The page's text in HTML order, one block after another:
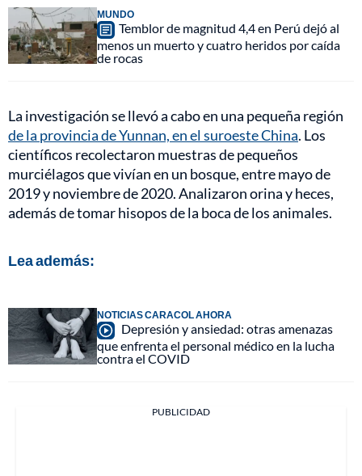
MUNDO
Temblor de magnitud 4,4 en Perú dejó al
menos un muerto y cuatro heridos por caída
de rocas
La investigación se llevó a cabo en una pequeña región
de la provincia de Yunnan, en el suroeste China. Los
científicos recolectaron muestras de pequeños
murciélagos que vivían en un bosque, entre mayo de
2019 y noviembre de 2020. Analizaron orina y heces,
además de tomar hisopos de la boca de los animales.
Lea además:
NOTICIAS CARACOL AHORA
Depresión y ansiedad: otras amenazas
que enfrenta el personal médico en la lucha
contra el COVID
PUBLICIDAD